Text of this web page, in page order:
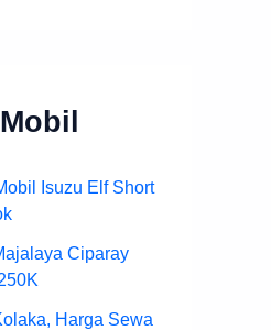
Isuzu Elf Short
Ciparay
Harga Sewa